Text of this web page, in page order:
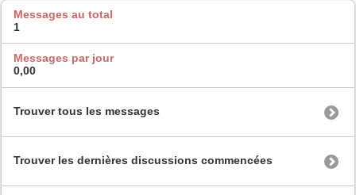
Messages au total
1
Messages par jour
0,00
Trouver tous les messages
Trouver les dernières discussions commencées